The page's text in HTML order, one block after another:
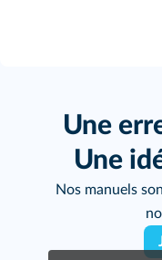
Une
Une
Nos manuels